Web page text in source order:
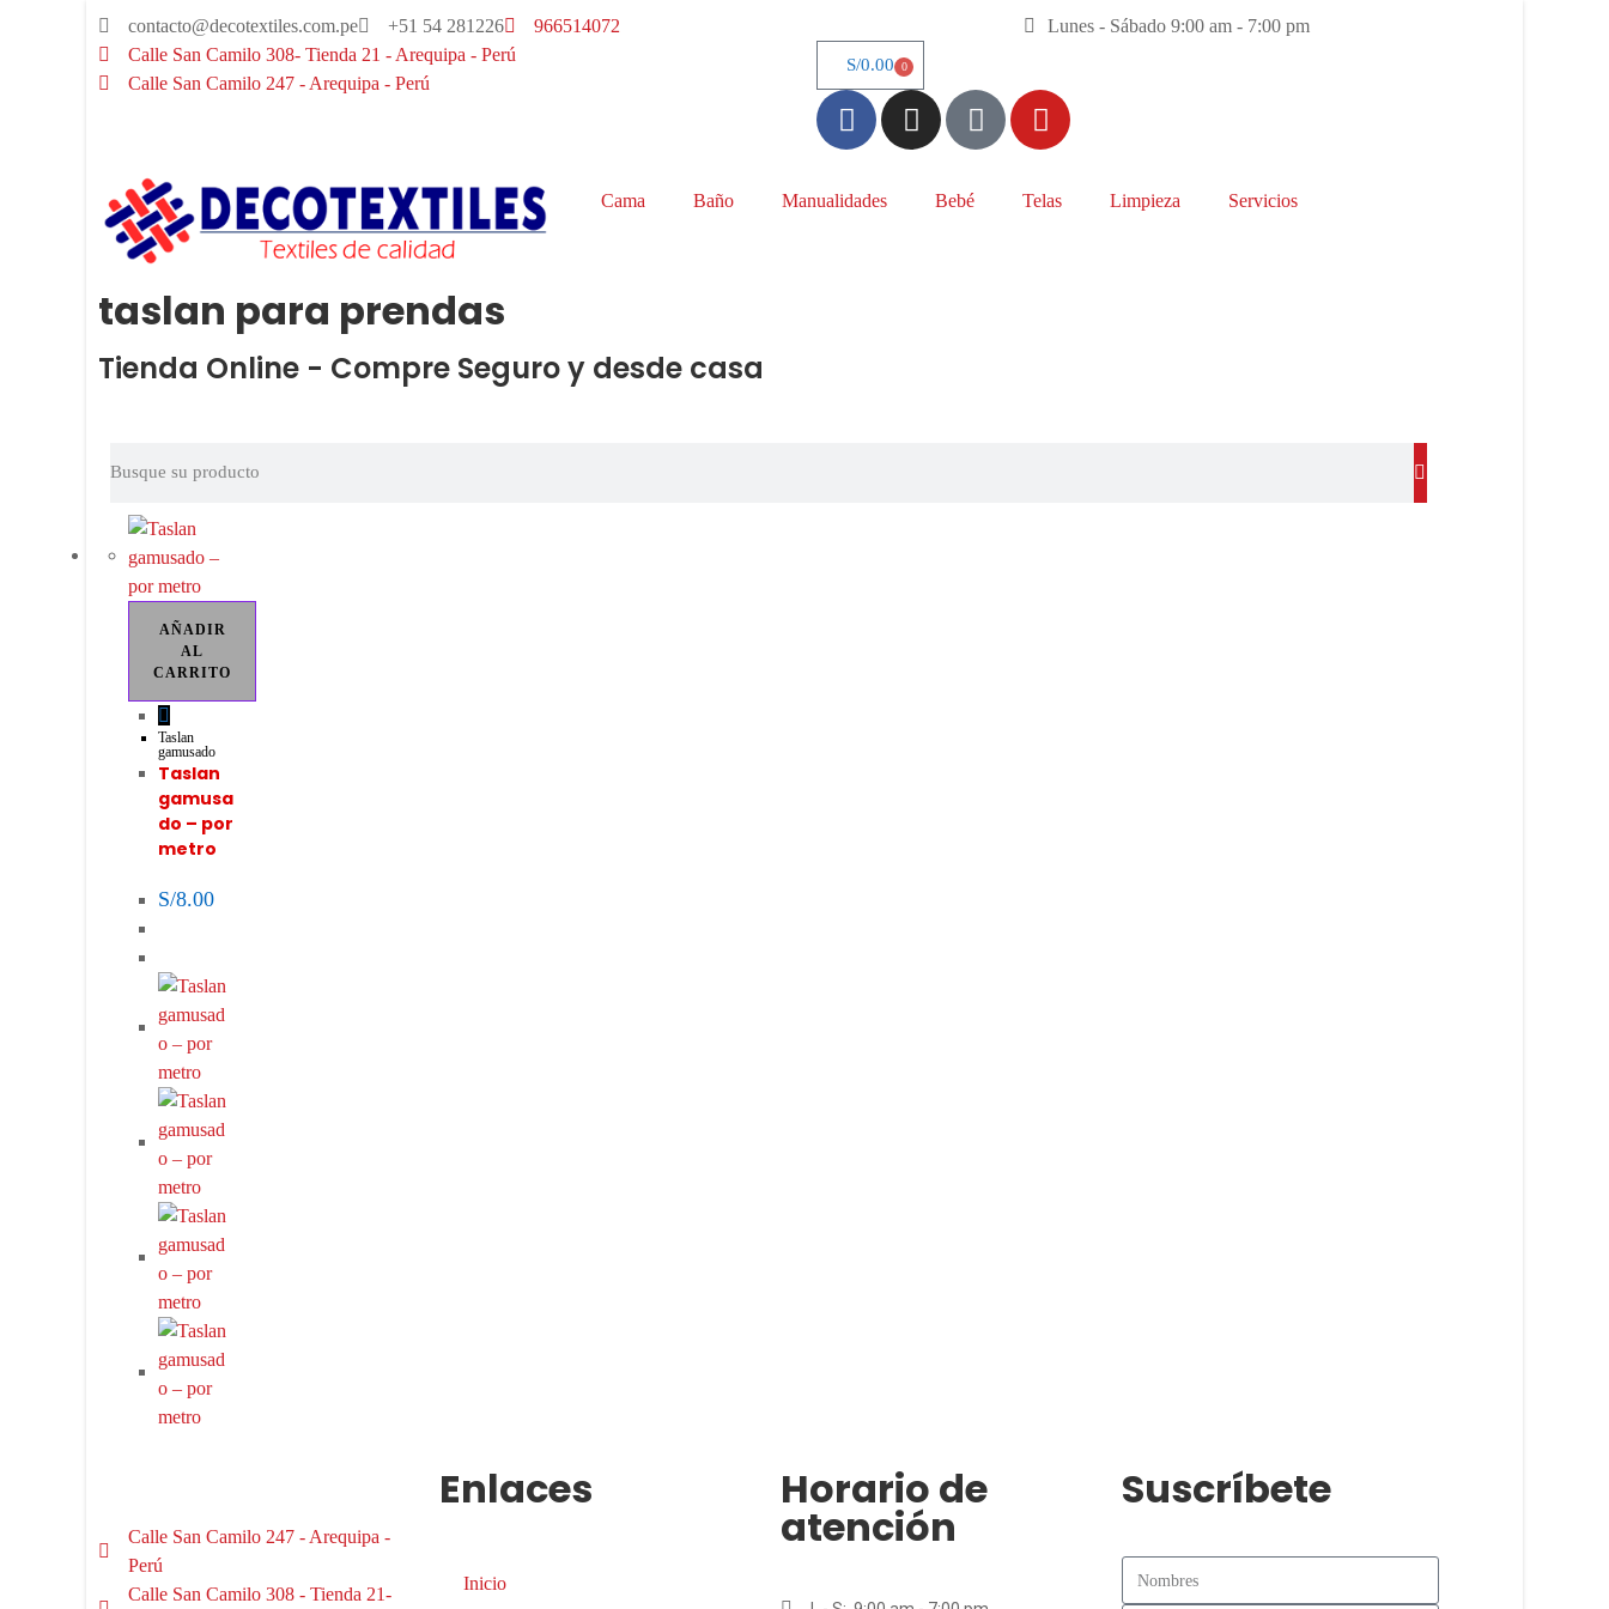
contacto@decotextiles.com.pe +51 54 281226
966514072
Calle San Camilo 308- Tienda 21 - Arequipa - Perú
Calle San Camilo 247 - Arequipa - Perú​
Lunes - Sábado 9:00 am - 7:00 pm
S/0.00 0
Cama Baño Manualidades Bebé Telas Limpieza Servicios
taslan para prendas
Tienda Online - Compre Seguro y desde casa
AÑADIR
AL
CARRITO
Taslan
gamusado
Taslan
gamusa
do – por
metro
S/8.00
Calle San Camilo 247 - Arequipa -
Perú
Calle San Camilo 308 - Tienda 21-
Enlaces
Inicio
Horario de
atención
Suscríbete